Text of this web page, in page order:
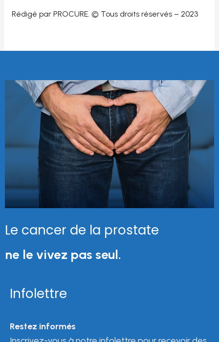
Rédigé par PROCURE. © Tous droits réservés – 2023
Le cancer de la prostate
ne le vivez pas seul.
Infolettre
Restez informés